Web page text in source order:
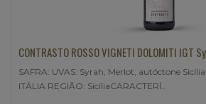
CONTRASTO ROSSO VIGNETI DOLOMITI IGT
SAFRA: UVAS: Syrah, Merlot, autóctone Sicília
ITÁLIA REGIÃO: SicíliaCARACTERÍ..